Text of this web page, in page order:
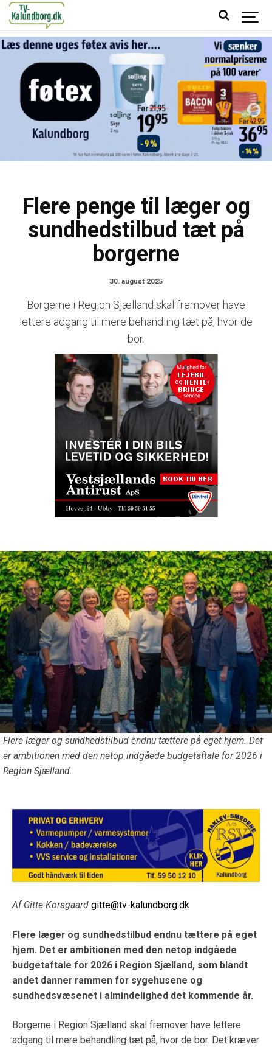
Flere penge til læger og
sundhedstilbud tæt på
borgerne
30. august 2025
Borgerne i Region Sjælland skal fremover have
lettere adgang til mere behandling tæt på, hvor de
bor.
Flere læger og sundhedstilbud endnu tættere på eget hjem. Det
er ambitionen med den netop indgåede budgetaftale for 2026 i
Region Sjælland.
Af Gitte Korsgaard gitte@tv-kalundborg.dk
Flere læger og sundhedstilbud endnu tættere på eget
hjem. Det er ambitionen med den netop indgåede
budgetaftale for 2026 i Region Sjælland, som blandt
andet danner rammen for sygehusene og
sundhedsvæsenet i almindelighed det kommende år.
Borgerne i Region Sjælland skal fremover have lettere
adgang til mere behandling tæt på, hvor de bor. Det kræver